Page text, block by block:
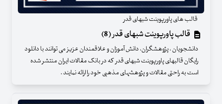
قالب های پاورپوینت شبهای قدر
قالب پاورپوینت شبهای قدر (8)
دانشجویان ، پژوهشگران، دانش آموزان و علاقمندان عزیز می توانند با دانلود
رایگان قالبهای پاورپوینت شبهای قدر که در بانک مقالات ایران منتشر شده
است به راحتی مقالات و پژوهشهای مذهبی خود را ارائه نمایند .